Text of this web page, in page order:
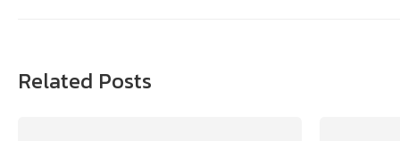
Related Posts